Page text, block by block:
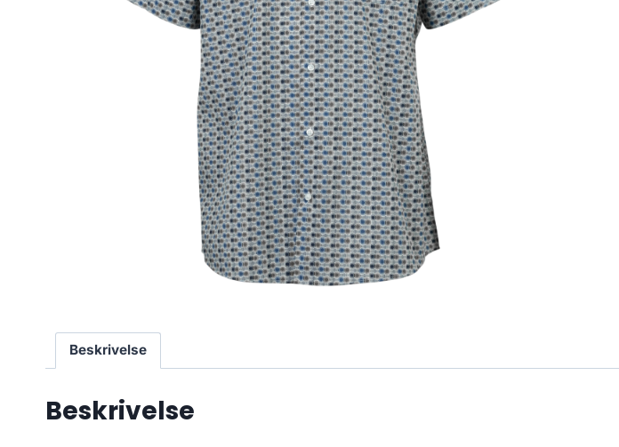
Beskrivelse
Beskrivelse